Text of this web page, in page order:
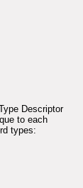
Descriptor
to each
types: